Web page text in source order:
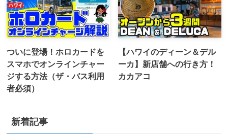
ついに登場！ホロカードを
スマホでオンラインチャー
ジする方法（ザ・バス利用
者必須）
【ハワイのディーン＆デル
ーカ】新店舗への行き方！
カカアコ
新着記事